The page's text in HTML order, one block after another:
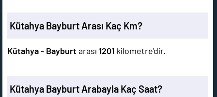
Kütahya Bayburt Arası Kaç Km?
Kütahya- Bayburt arası 1201 kilometre'dir.
Kütahya Bayburt Arabayla Kaç Saat?